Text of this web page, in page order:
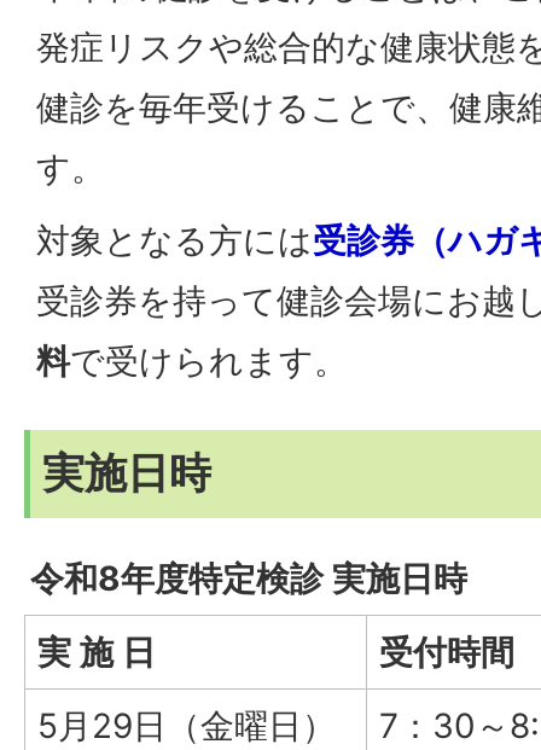
発症リスクや総合的な健康状態
健診を毎年受けることで、健康
す。
対象となる方には受診券（ハガ
受診券を持って健診会場にお越
料で受けられます。
実施日時
令和8年度特定検診 実施日時
実 施 日
受付時間
5月29日（金曜日）
7：30～